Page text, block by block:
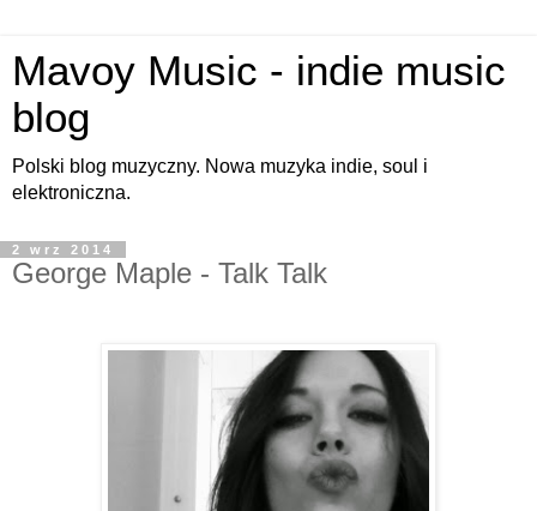
Mavoy Music - indie music
blog
Polski blog muzyczny. Nowa muzyka indie, soul i
elektroniczna.
2 wrz 2014
George Maple - Talk Talk